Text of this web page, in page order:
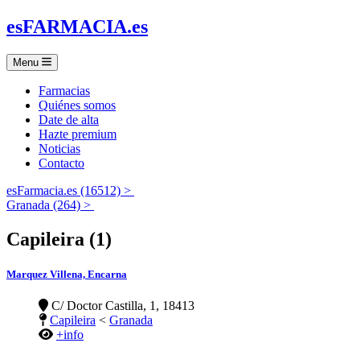
esFARMACIA.es
Menu
Farmacias
Quiénes somos
Date de alta
Hazte premium
Noticias
Contacto
esFarmacia.es (16512) >
Granada (264) >
Capileira (1)
Marquez Villena, Encarna
C/ Doctor Castilla, 1, 18413
Capileira < Granada
+info